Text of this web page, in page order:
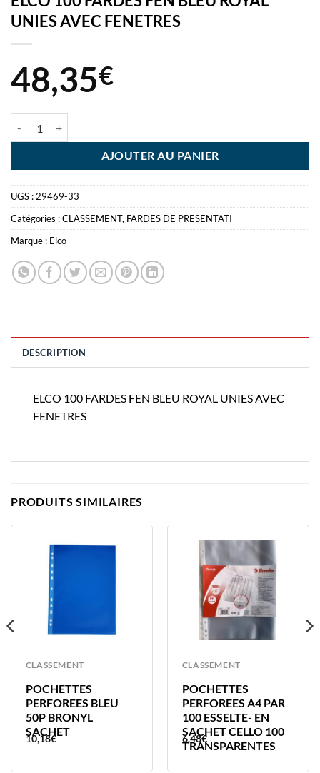
UNIES AVEC FENETRES
48,35€
AJOUTER AU PANIER
UGS :29469-33
Catégories :CLASSEMENT, FARDES DE PRESENTATI
Marque : Elco
DESCRIPTION
ELCO 100 FARDES FEN BLEU ROYAL UNIES AVEC
FENETRES
PRODUITS SIMILAIRES
CLASSEMENT
POCHETTES
PERFOREES BLEU
50P BRONYL
SACHET
10,18€
CLASSEMENT
POCHETTES
PERFOREES A4 PAR
100 ESSELTE- EN
SACHET CELLO 100
TRANSPARENTES
6,48€